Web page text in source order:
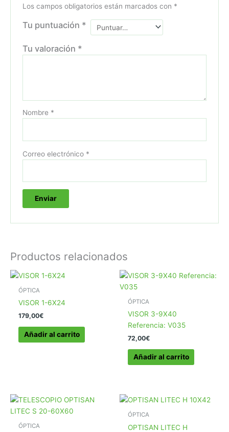
Los campos obligatorios están marcados con *
Tu puntuación *
Tu valoración *
Nombre *
Correo electrónico *
Productos relacionados
ÓPTICA
VISOR 1-6X24
179,00€
Añadir al carrito
ÓPTICA
VISOR 3-9X40
Referencia: V035
72,00€
Añadir al carrito
ÓPTICA
ÓPTICA
OPTISAN LITEC H